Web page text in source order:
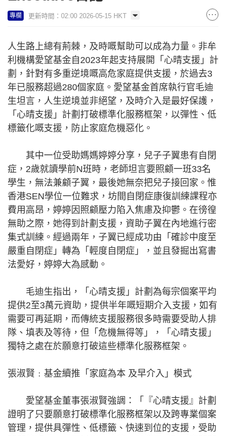
專欄 更新時間：02:00 2026-05-15 HKT
人生路上總有荊棘，及時嘅幫助可以成為力量。非牟
利機構愛望基金自2023年起支持展開「心晴支援」計
劃，針對有多重逆境嘅高危家庭提供支援，於過去3
年已服務超過280個家庭。愛望基金首席執行官毛迪
生坦言，人生逆境並非絕望，及時介入是最好保護，
「心晴支援」計劃打破標準化服務框架，以彈性、低
標籤化嘅支援，防止家庭危機惡化。
其中一位受助媽媽婷婷分享，兒子子翼患有自閉
症，2歲就讀學前N班時，老師坦言要照顧一班33名
學生，無法兼顧子翼，最後她無奈把兒子接回家。惟
香港SEN學位一位難求，坊間自閉症康復訓練課程亦
費用高昂，婷婷因照顧壓力陷入焦慮及抑鬱。在徬徨
無助之際，她得到計劃支援，資助子翼在內地進行密
集式訓練。經過兩年，子翼已經成功由「確診中度至
嚴重自閉症」轉為「輕度自閉症」，並且發掘出寫書
法愛好，婷婷大為感動。
毛迪生指出，「心晴支援」計劃為每宗個案平均
提供2至3萬元資助，提供半年嘅短期介入支援，如有
需要可再延期，而傳統支援服務很多時需要受助人排
隊、填表及等待，但「危機無得等」，「心晴支援」
獨特之處在於願意打破這些標準化服務框架。
張淑賢﹕基金續推「家庭為本 及早介入」模式
愛望基金董事張淑賢強調：「『心晴支援』計劃
證明了只要願意打破標準化服務框架以及跨專業個案
管理，提供具彈性、低標籤、快速到位的支援，受助